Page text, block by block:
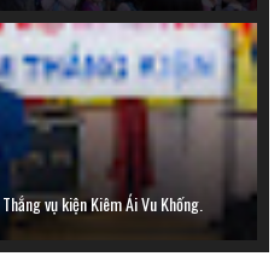
vụ kiện Kiêm Ái Vu Khống.